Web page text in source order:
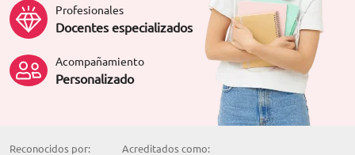
Profesionales
Docentes especializados
Acompañamiento
Personalizado
Reconocidos por: Acreditados como: